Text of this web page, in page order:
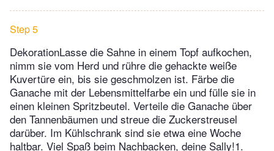
Step 5
DekorationLasse die Sahne in einem Topf aufkochen,
nimm sie vom Herd und rühre die gehackte weiße
Kuvertüre ein, bis sie geschmolzen ist. Färbe die
Ganache mit der Lebensmittelfarbe ein und fülle sie in
einen kleinen Spritzbeutel. Verteile die Ganache über
den Tannenbäumen und streue die Zuckerstreusel
darüber. Im Kühlschrank sind sie etwa eine Woche
haltbar. Viel Spaß beim Nachbacken, deine Sally!1.